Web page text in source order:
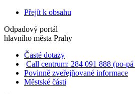
Přejít k obsahu
Odpadový portál
hlavního města Prahy
Časté dotazy
Call centrum: 284 091 888 (po-
Povinně zveřejňované informace
Městské části